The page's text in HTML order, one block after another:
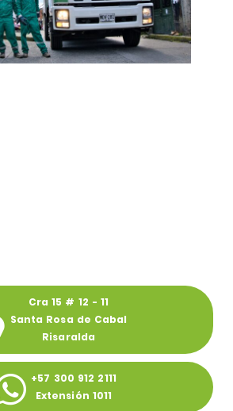
Cra 15 # 12 - 11
Santa Rosa de Cabal
Risaralda
+57 300 912 2111
Extensión 1011